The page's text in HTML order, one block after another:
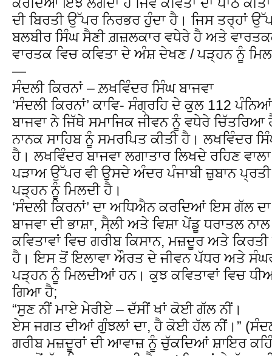
ਦੀ ਬਿਰਤੀ ਉੱਪਰ ਨਿਰਭਰ ਹੁੰਦਾ ਹੈ। ਜਿਸ ਤਰ੍ਹਾਂ
ਬਲਬੀਰ ਸਿੰਘ ਸੈਣੀ ਗ਼ਜ਼ਲਕਾਰ ਵਧੇਰੇ ਹੈ ਅਤੇ
ਵਾਰਤਕ ਵਿਚ ਕਵਿਤਾ ਦੇ ਅੰਸ਼ ਦੇਖਣ / ਪੜ੍ਹਨ ਨੂੰ
—
ਸੰਦਲੀ ਕਿਰਨਾਂ – ਲ਼ਖਵਿੰਦਰ ਸਿੰਘ ਬਾਜਵਾ
‘ਸੰਦਲੀ ਕਿਰਨਾਂ’ ਕਾਵਿ- ਸੰਗ੍ਰਹਿ ਦੇ ਕੁਲ 112
ਬਾਜਵਾ ਨੇ ਜਿੱਥੇ ਸਮਾਜਿਕ ਜੀਵਨ ਨੂੰ ਵਧੇਰੇ
ਨਾਨਕ ਸਾਹਿਬ ਨੂੰ ਸਮਰਪਿਤ ਕੀਤੀ ਹੈ। ਲਖਵਿੰਦਰ
ਹੈ। ਲਖਵਿੰਦਰ ਬਾਜਵਾ ਲਗਾਤਾਰ ਲਿਖਦੇ ਰਹਿਣ
ਪੜਾਅ ਉੱਪਰ ਵੀ ਉਸਦੇ ਅੰਦਰ ਪੰਜਾਬੀ ਜ਼ੁਬਾਨ
ਪੜ੍ਹਨ ਨੂੰ ਮਿਲਦੀ ਹੈ।
‘ਸੰਦਲੀ ਕਿਰਨਾਂ’ ਦਾ ਅਧਿਐਨ ਕਰਦਿਆਂ ਇਸ ਗੱਲ
ਬਾਜਵਾ ਦੀ ਭਾਸ਼ਾ, ਸੈ਼ਲੀ ਅਤੇ ਵਿਸ਼ਾ ਪੇਂਡੂ ਧਰਾਤਲ
ਕਵਿਤਾਵਾਂ ਵਿਚ ਗਰੀਬ ਕਿਸਾਨ, ਮਜ਼ਦੂਰ ਅਤੇ
ਹੈ। ਇਸ ਤੋਂ ਇਲਾਵਾ ਔਰਤ ਦੇ ਜੀਵਨ ਪੱਧਰ ਅਤੇ
ਪੜ੍ਹਨ ਨੂੰ ਮਿਲਦੀਆਂ ਹਨ। ਕੁਝ ਕਵਿਤਾਵਾਂ ਵਿਚ
ਗਿਆ ਹੈ;
“ਸੁਣ ਨੀਂ ਮਾਏ ਮੇਰੀਏ – ਦੱਸੀਂ ਖਾਂ ਕੋਈ ਗੱਲ ਨੀਂ।
ਏਸ ਜਗਤ ਦੀਆਂ ਗੁੰਝਲਾਂ ਦਾ, ਹੈ ਕੋਈ ਹੱਲ ਨੀਂ।”
ਗਰੀਬ ਮਜ਼ਦੂਰਾਂ ਦੀ ਆਵਾਜ਼ ਨੂੰ ਚੁੱਕਦਿਆਂ ਸ਼ਾਇਰ